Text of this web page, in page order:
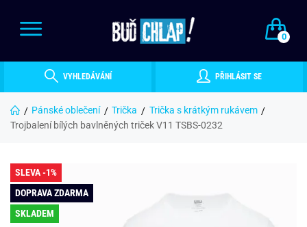
0
VYHLEDÁVÁNÍ PŘIHLÁSIT SE
Pánské oblečení Trička
Trička s krátkým rukávem
Trojbalení bílých bavlněných triček V11 TSBS-0232
SLEVA -1%
DOPRAVA ZDARMA
SKLADEM